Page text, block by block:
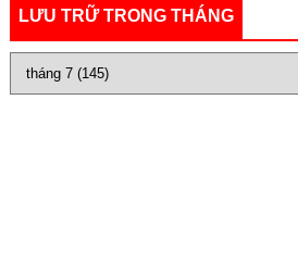
LƯU TRỮ TRONG THÁNG